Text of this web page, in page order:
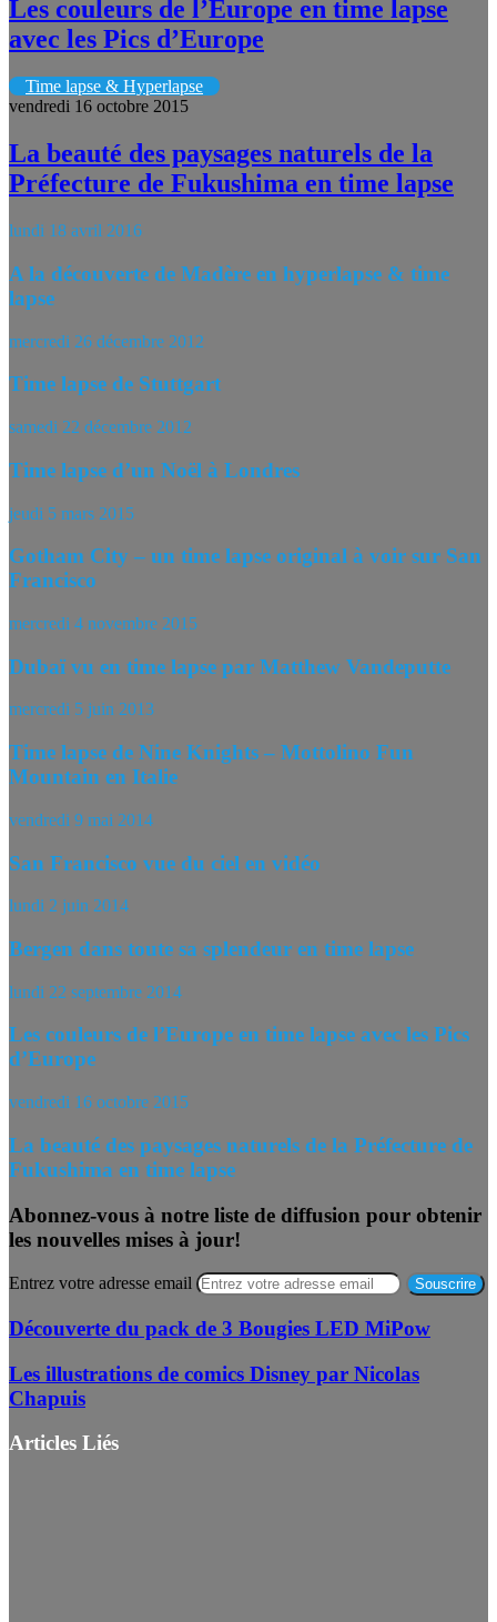
Les couleurs de l’Europe en time lapse
avec les Pics d’Europe
Time lapse & Hyperlapse
vendredi 16 octobre 2015
La beauté des paysages naturels de la
Préfecture de Fukushima en time lapse
lundi 18 avril 2016
A la découverte de Madère en hyperlapse & time
lapse
mercredi 26 décembre 2012
Time lapse de Stuttgart
samedi 22 décembre 2012
Time lapse d’un Noël à Londres
jeudi 5 mars 2015
Gotham City – un time lapse original à voir sur San
Francisco
mercredi 4 novembre 2015
Dubaï vu en time lapse par Matthew Vandeputte
mercredi 5 juin 2013
Time lapse de Nine Knights – Mottolino Fun
Mountain en Italie
vendredi 9 mai 2014
San Francisco vue du ciel en vidéo
lundi 2 juin 2014
Bergen dans toute sa splendeur en time lapse
lundi 22 septembre 2014
Les couleurs de l’Europe en time lapse avec les Pics
d’Europe
vendredi 16 octobre 2015
La beauté des paysages naturels de la Préfecture de
Fukushima en time lapse
Abonnez-vous à notre liste de diffusion pour obtenir
les nouvelles mises à jour!
Entrez votre adresse email
Découverte du pack de 3 Bougies LED MiPow
Les illustrations de comics Disney par Nicolas
Chapuis
Articles Liés